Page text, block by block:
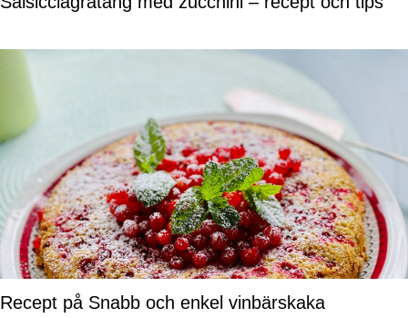
Recept på Snabb och enkel vinbärskaka